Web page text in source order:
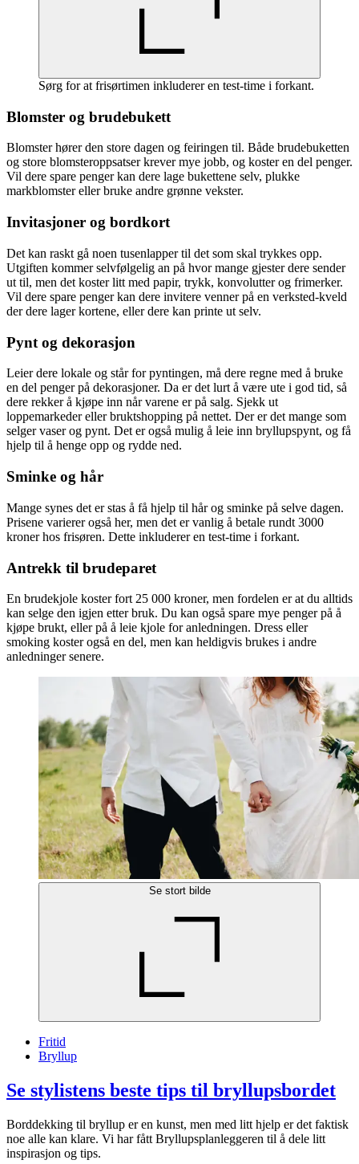
Sørg for at frisørtimen inkluderer en test-time i forkant.
Blomster og brudebukett
Blomster hører den store dagen og feiringen til. Både brudebuketten
og store blomsteroppsatser krever mye jobb, og koster en del penger.
Vil dere spare penger kan dere lage bukettene selv, plukke
markblomster eller bruke andre grønne vekster.
Invitasjoner og bordkort
Det kan raskt gå noen tusenlapper til det som skal trykkes opp.
Utgiften kommer selvfølgelig an på hvor mange gjester dere sender
ut til, men det koster litt med papir, trykk, konvolutter og frimerker.
Vil dere spare penger kan dere invitere venner på en verksted-kveld
der dere lager kortene, eller dere kan printe ut selv.
Pynt og dekorasjon
Leier dere lokale og står for pyntingen, må dere regne med å bruke
en del penger på dekorasjoner. Da er det lurt å være ute i god tid, så
dere rekker å kjøpe inn når varene er på salg. Sjekk ut
loppemarkeder eller bruktshopping på nettet. Der er det mange som
selger vaser og pynt. Det er også mulig å leie inn bryllupspynt, og få
hjelp til å henge opp og rydde ned.
Sminke og hår
Mange synes det er stas å få hjelp til hår og sminke på selve dagen.
Prisene varierer også her, men det er vanlig å betale rundt 3000
kroner hos frisøren. Dette inkluderer en test-time i forkant.
Antrekk til brudeparet
En brudekjole koster fort 25 000 kroner, men fordelen er at du alltids
kan selge den igjen etter bruk. Du kan også spare mye penger på å
kjøpe brukt, eller på å leie kjole for anledningen. Dress eller
smoking koster også en del, men kan heldigvis brukes i andre
anledninger senere.
Se stort bilde
Fritid
Bryllup
Se stylistens beste tips til bryllupsbordet
Borddekking til bryllup er en kunst, men med litt hjelp er det faktisk
noe alle kan klare. Vi har fått Bryllupsplanleggeren til å dele litt
inspirasjon og tips.